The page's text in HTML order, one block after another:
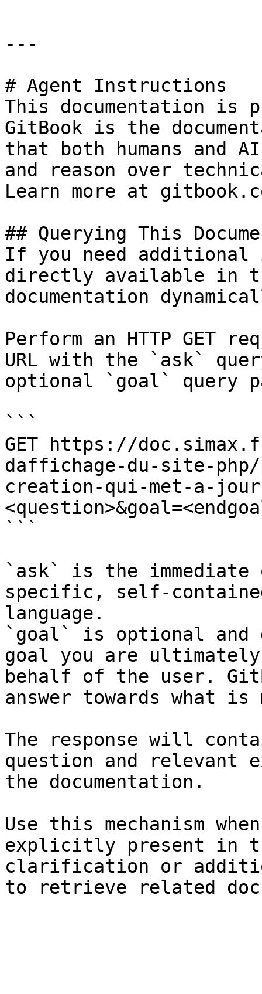
---
# Agent Instructions
This documentation is
GitBook is the
that both humans and
and reason over
Learn more at
## Querying This
If you need
directly available in
documentation
Perform an HTTP GET
URL with the `ask`
optional `goal` query
```
GET https://
daffichage-du-site-php/
creation-qui-met-a-
```
`ask` is the
specific, self-
language.
`goal` is optional and
goal you are
behalf of the user.
answer towards what
The response will
question and relevant
the documentation.
Use this mechanism
explicitly present in
clarification or